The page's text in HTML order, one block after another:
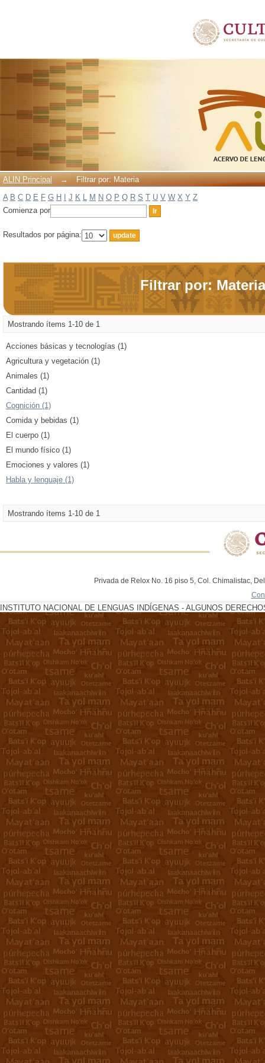
ALIN Principal →
Filtrar por: Materia
A B C D E F G H J K L M N O P Q R S T U V W X Y Z
Comienza por
Resultados por página:
Filtrar por: Materia
Mostrando ítems 1-10 de 1
Acciones básicas y tecnologías (1)
Agricultura y vegetación (1)
Animales (1)
Cantidad (1)
Cognición (1)
Comida y bebidas (1)
El cuerpo (1)
El mundo físico (1)
Emociones y valores (1)
Habla y lenguaje (1)
Mostrando ítems 1-10 de 1
Privada de Relox No. 16 piso 5, Col. Chimalistac,
INSTITUTO NACIONAL DE LENGUAS INDÍGENAS - ALGUNOS